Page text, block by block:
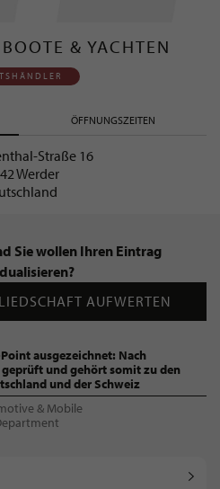
& YACHTEN
ÖFFNUNGSZEITEN
Straße 16
Werder
Sie wollen Ihren Eintrag
AUFWERTEN
ausgezeichnet: Nach
geprüft und gehört somit zu den
und der Schweiz
& Mobile